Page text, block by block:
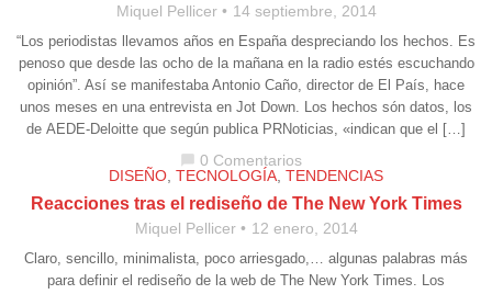
Miquel Pellicer 14 septiembre, 2014
“Los periodistas llevamos años en España despreciando los hechos. Es
penoso que desde las ocho de la mañana en la radio estés escuchando
opinión”. Así se manifestaba Antonio Caño, director de El País, hace
unos meses en una entrevista en Jot Down. Los hechos són datos, los
de AEDE-Deloitte que según publica PRNoticias, «indican que el […]
0 Comentarios
DISEÑO TECNOLOGÍA TENDENCIAS
Reacciones tras el rediseño de The New York Times
Miquel Pellicer 12 enero, 2014
Claro, sencillo, minimalista, poco arriesgado,… algunas palabras más
para definir el rediseño de la web de The New York Times. Los